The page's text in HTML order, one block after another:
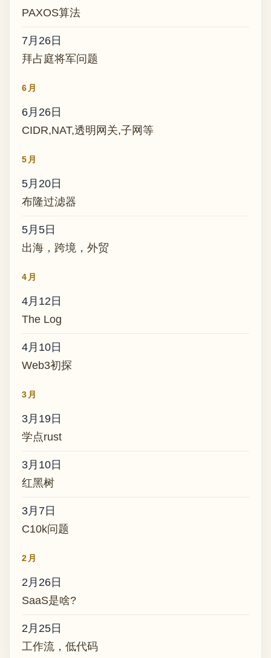
PAXOS算法
7月26日
拜占庭将军问题
6月
6月26日
CIDR,NAT,透明网关,子网等
5月
5月20日
布隆过滤器
5月5日
出海，跨境，外贸
4月
4月12日
The Log
4月10日
Web3初探
3月
3月19日
学点rust
3月10日
红黑树
3月7日
C10k问题
2月
2月26日
SaaS是啥?
2月25日
工作流，低代码